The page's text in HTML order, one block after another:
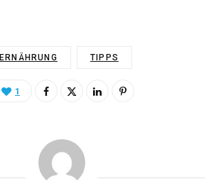
ERNÄHRUNG TIPPS
1